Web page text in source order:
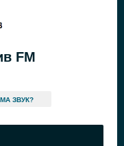
FM
ЗВУК?